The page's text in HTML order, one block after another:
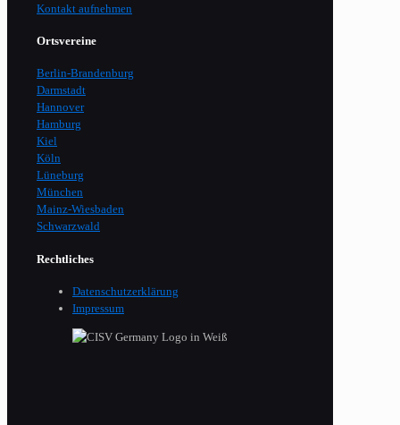
Kontakt aufnehmen
Ortsvereine
Berlin-Brandenburg
Darmstadt
Hannover
Hamburg
Kiel
Köln
Lüneburg
München
Mainz-Wiesbaden
Schwarzwald
Rechtliches
Datenschutzerklärung
Impressum